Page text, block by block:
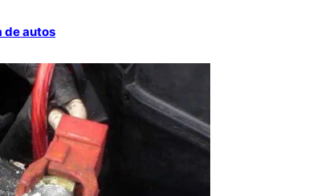
de autos